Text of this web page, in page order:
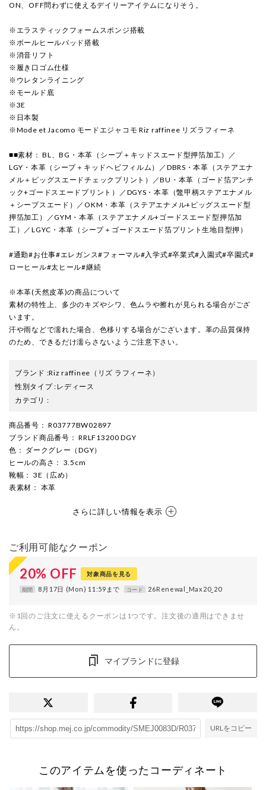
ON、OFF問わずに使えるデイリーアイテムになりそう。
※エラスティックフォームスポンジ搭載
※ボールヒールパッド搭載
※消音リフト
※履き口ゴム仕様
※ウレタンライニング
※モールド底
※3E
※日本製
※Mode et Jacomo モードエジャコモ Riz raffinee リズラフィーネ
■■素材： BL、BG・本革（シープ＋キッドスエード型押箔加工）／
LGY・本革（シープ＋キッドヘビフィルム）／DBRS・本革（ステアエナ
メル＋ピッグスエードチェックプリント）／BU・本革（ゴード箔アンチ
ック+ゴードスエードプリント）／DGYS・本革（鼈甲柄ステアエナメル
＋シープスエード）／OKM・本革（ステアエナメル+ピッグスエード型
押箔加工）／GYM・本革（ステアエナメル+ゴードスエード型押箔加
工）／LGYC・本革（シープ＋ゴードスエード箔プリント生地目型押）
#通勤#お仕事#エレガンス#フォーマル#入学式#卒業式#入園式#卒園式#
ローヒール#太ヒール#継続
※本革(天然皮革)の商品について
素材の特性上、多少のキズやシワ、色ムラや擦れが見られる場合がござ
います。
汗や雨などで濡れた場合、色移りする場合がございます。革の品質保持
のため、できるだけ濡らさないようご注意下さい。
ブランド :Riz raffinee （リズ ラフィーネ）
性別タイプ:レディース
カテゴリ :
商品番号 ： R03777BW02897
ブランド商品番号 ： RRLF13200 DGY
色 ： ダークグレー（DGY）
ヒールの高さ ： 3.5cm
靴幅 ： 3E（広め）
表素材 ： 本革
さらに詳しい情報を表示
ご利用可能なクーポン
20% OFF 対象商品を見る
期間 8月17日 (Mon) 11:59まで コード 26Renewal_Max20_20
※1回のご注文に使えるクーポンは1つです。注文後の適用はできませ
ん。
マイブランドに登録
URLをコピー
このアイテムを使ったコーディネート